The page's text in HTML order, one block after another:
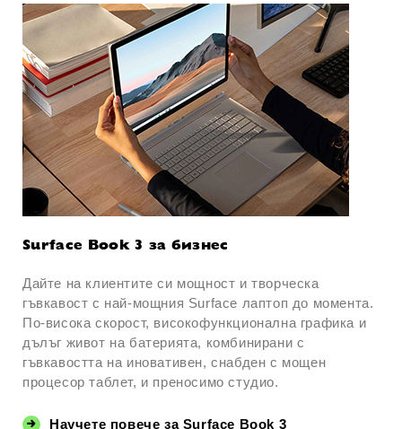
Surface Book 3 за бизнес
Дайте на клиентите си мощност и творческа
гъвкавост с най-мощния Surface лаптоп до момента.
По-висока скорост, високофункционална графика и
дълъг живот на батерията, комбинирани с
гъвкавостта на иновативен, снабден с мощен
процесор таблет, и преносимо студио.
Научете повече за Surface Book 3